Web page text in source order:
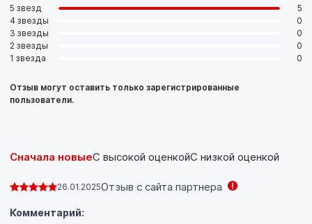
5 звезд
5
4 звезды
0
3 звезды
0
2 звезды
0
1 звезда
0
Отзыв могут оставить только зарегистрированные
пользователи.
Сначала новыеС высокой оценкойС низкой оценкой
26.01.2025Отзыв с сайта партнера
Комментарий: